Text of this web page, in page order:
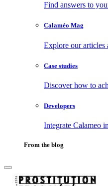
Find answers to
Calaméo Mag
Explore our articles
Case studies
Discover how to
Developers
Integrate Calameo
From the blog